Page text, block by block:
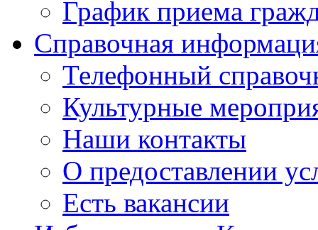
График приема
Справочная
Телефонный
Культурные
Наши контакты
О предоставлении
Есть вакансии